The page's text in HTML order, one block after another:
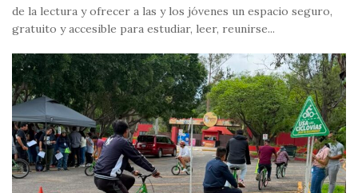
de la lectura y ofrecer a las y los jóvenes un espacio seguro,
gratuito y accesible para estudiar, leer, reunirse...